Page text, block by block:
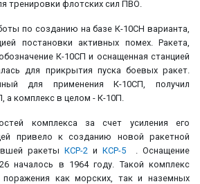
тренировки флотских сил ПВО.
по созданию на базе К-10СН варианта,
постановки активных помех. Ракета,
К-10СП и оснащенная станцией
для прикрытия пуска боевых ракет.
для применения К-10СП, получил
а комплекс в целом - К-10П.
комплекса за счет усиления его
привело к созданию новой ракетной
ракеты КСР-2 и КСР-5 . Оснащение
началось в 1964 году. Такой комплекс
поражения как морских, так и наземных